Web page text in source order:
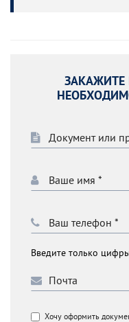
ЗАКАЖИТЕ
Введите только
Хочу оформить